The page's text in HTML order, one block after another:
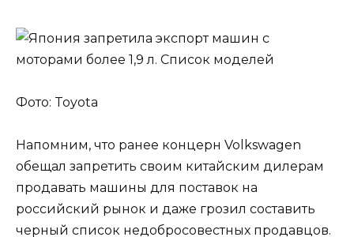
Фото: Toyota
Напомним, что ранее концерн Volkswagen
обещал запретить своим китайским дилерам
продавать машины для поставок на
российский рынок и даже грозил составить
черный список недобросовестных продавцов.